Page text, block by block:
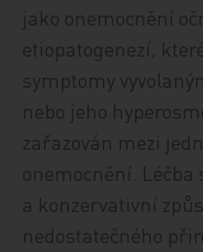
jako onemocnění
etiopatogenezí,
symptomy
nebo jeho
zařazován mezi
onemocnění.
a konzervativní
nedostatečného